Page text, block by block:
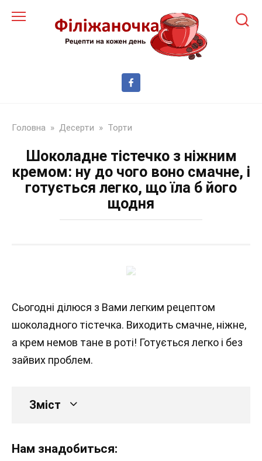
до
Головна » Десерти » Торти
Шоколадне тістечко з ніжним
кремом: ну до чого воно смачне, і
готується легко, що їла б його
щодня
Сьогодні ділюся з Вами легким рецептом
шоколадного тістечка. Виходить смачне, ніжне,
а крем немов тане в роті! Готується легко і без
зайвих проблем.
Зміст
Нам знадобиться: